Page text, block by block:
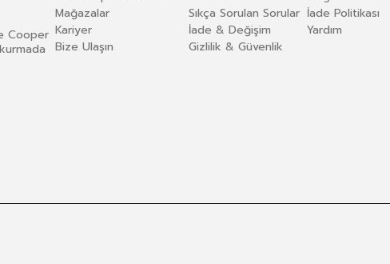
Cooper
Mağazalar
Kariyer
Bize Ulaşın
Sıkça Sorulan Sorular
İade & Değişim
Gizlilik & Güvenlik
İade Politikası
Yardım